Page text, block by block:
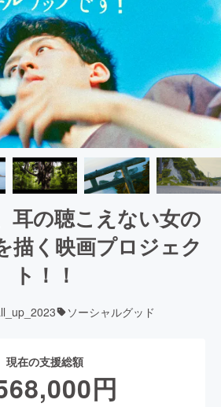
耳の聴こえない女の
描く映画プロジェク
ト！！
ソーシャルグッド
現在の支援総額
円